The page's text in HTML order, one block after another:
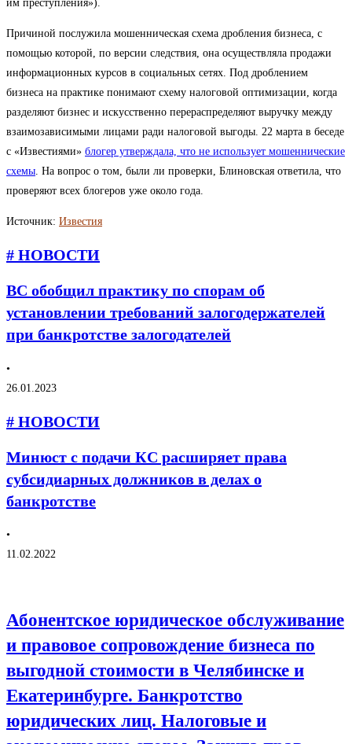
им преступления»).
Причиной послужила мошенническая схема дробления бизнеса, с
помощью которой, по версии следствия, она осуществляла продажи
информационных курсов в социальных сетях. Под дроблением
бизнеса на практике понимают схему налоговой оптимизации, когда
разделяют бизнес и искусственно перераспределяют выручку между
взаимозависимыми лицами ради налоговой выгоды. 22 марта в беседе
с «Известиями» блогер утверждала, что не использует мошеннические
схемы . На вопрос о том, были ли проверки, Блиновская ответила, что
проверяют всех блогеров уже около года.
Источник: Известия
# НОВОСТИ
ВС обобщил практику по спорам об
установлении требований залогодержателей
при банкротстве залогодателей
•
26.01.2023
# НОВОСТИ
Минюст с подачи КС расширяет права
субсидиарных должников в делах о
банкротстве
•
11.02.2022
Абонентское юридическое обслуживание
и правовое сопровождение бизнеса по
выгодной стоимости в Челябинске и
Екатеринбурге. Банкротство
юридических лиц. Налоговые и